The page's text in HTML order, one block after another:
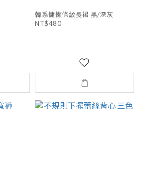
韓系慵懶條紋長裙 黑/深灰
NT$480